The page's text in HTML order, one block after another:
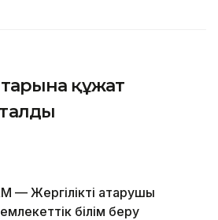
құжат
— Жергілікті атқарушы
білім беру